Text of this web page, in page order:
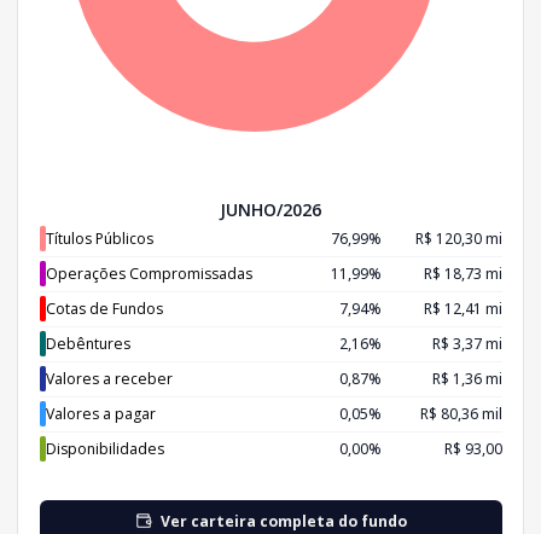
JUNHO/2026
Títulos Públicos 76,99%
R$ 120,30 mi
Operações Compromissadas
11,99%
R$ 18,73 mi
Cotas de Fundos
7,94%
R$ 12,41 mi
Debêntures
2,16%
R$ 3,37 mi
Valores a receber
0,87%
R$ 1,36 mi
Valores a pagar
0,05%
R$ 80,36 mil
Disponibilidades
0,00% R$ 93,00
Ver carteira completa do fundo